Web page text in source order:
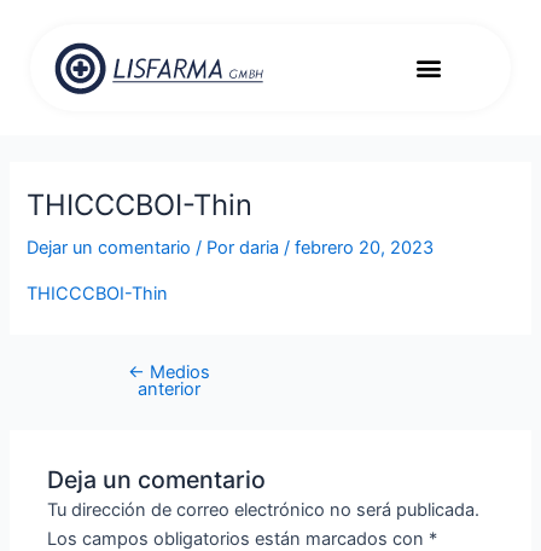
contenido
Menu
THICCCBOI-Thin
Dejar un comentario / Pordaria/febrero 20, 2023
THICCCBOI-Thin
de
entradas
← Medios
anterior
Deja un comentario
Tu dirección de correo electrónico no será publicada.
Los campos obligatorios están marcados con *